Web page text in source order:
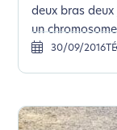
deux bras
un
30/09/2016